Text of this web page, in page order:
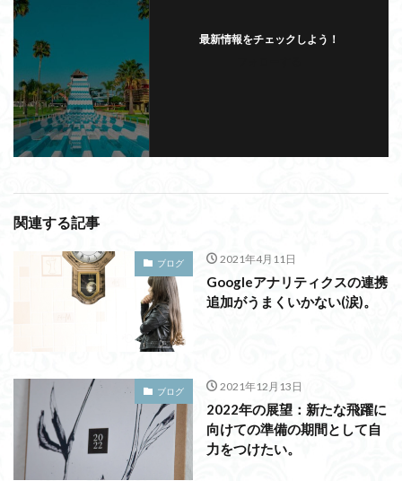
最新情報をチェックしよう！
関連する記事
ブログ 2021年4月11日
Googleアナリティクスの連携
追加がうまくいかない(涙)。
ブログ 2021年12月13日
2022年の展望：新たな飛躍に
向けての準備の期間として自
力をつけたい。